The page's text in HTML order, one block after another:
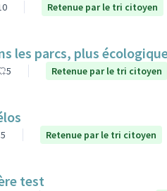
Retenue par le tri citoyen
les parcs, plus
5 Retenue par le tri citoyen
5 Retenue par le tri citoyen
test